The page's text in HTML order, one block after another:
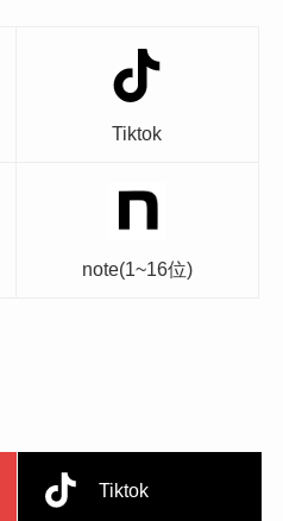
Tiktok
note(1~16位)
Tiktok